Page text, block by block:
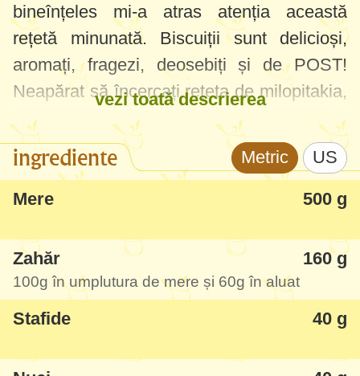
bineînțeles mi-a atras atenția această
rețetă minunată. Biscuiții sunt delicioși,
aromați, fragezi, deosebiți și de POST!
Neapărat să încercați rețeta de milopitakia,
sunt ca niște mini plăcinte cu mere, dar
mult mai ușor de servit.
Apropo, cred că ar merge cu acest aluat și
umplutură să improvizați chiar o plăcintă cu
mere, mai de inspirație grecească.
vezi toată descrierea
ingrediente Metric US
Mere 500 g
Zahăr 160 g
100g în umplutura de mere și 60g în aluat
Stafide 40 g